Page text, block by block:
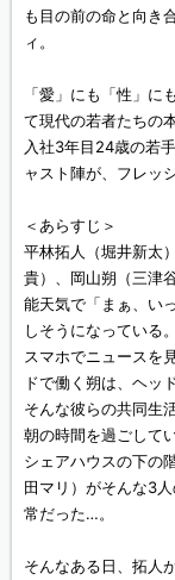
も目の前の命と向き
ィ。
「愛」にも「性」に
て現代の若者たちの
入社3年目24歳の若
ャスト陣が、フレッ
＜あらすじ＞
平林拓人（堀井新太
貴）、岡山朔（三津
能天気で「まぁ、い
しそうになっている
スマホでニュースを
ドで働く朔は、ヘッ
そんな彼らの共同生
朝の時間を過ごしてい
シェアハウスの下の
田マリ）がそんな3
常だった…。
そんなある日、拓人